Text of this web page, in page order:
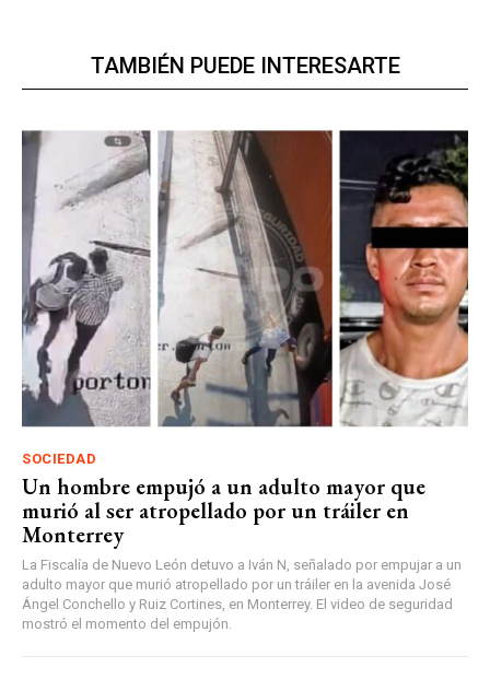
TAMBIÉN PUEDE INTERESARTE
SOCIEDAD
Un hombre empujó a un adulto mayor que
murió al ser atropellado por un tráiler en
Monterrey
La Fiscalía de Nuevo León detuvo a Iván N, señalado por empujar a un
adulto mayor que murió atropellado por un tráiler en la avenida José
Ángel Conchello y Ruiz Cortines, en Monterrey. El video de seguridad
mostró el momento del empujón.